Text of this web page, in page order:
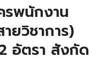
รพนักงาน
ยวิชาการ)
อัตรา สังกัด